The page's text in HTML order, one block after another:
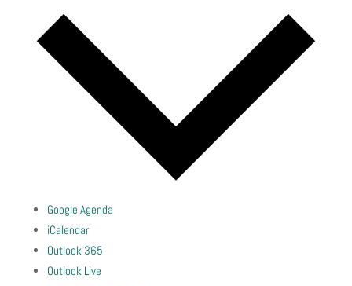
Google Agenda
iCalendar
Outlook 365
Outlook Live